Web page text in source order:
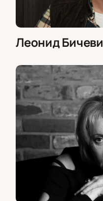
Леонид